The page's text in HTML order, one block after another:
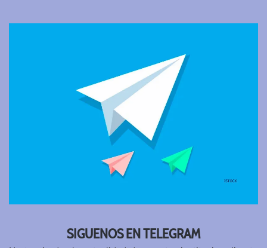
SIGUENOS EN TELEGRAM